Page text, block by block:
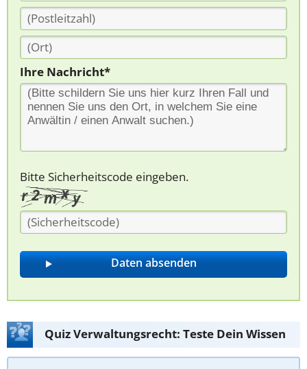
Ihre Nachricht*
Bitte Sicherheitscode eingeben.
Quiz Verwaltungsrecht: Teste Dein Wissen